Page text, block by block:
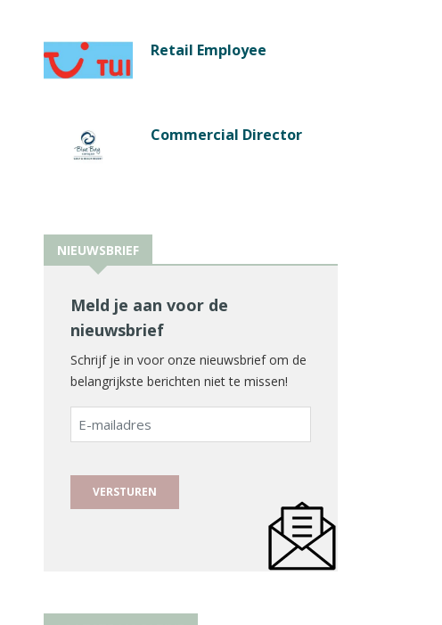
Retail Employee
Commercial Director
NIEUWSBRIEF
Meld je aan voor de
nieuwsbrief
Schrijf je in voor onze nieuwsbrief om de
belangrijkste berichten niet te missen!
E-
mailadres